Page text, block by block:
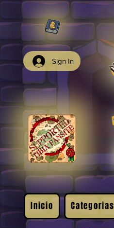
Sign In
Inicio Categorias